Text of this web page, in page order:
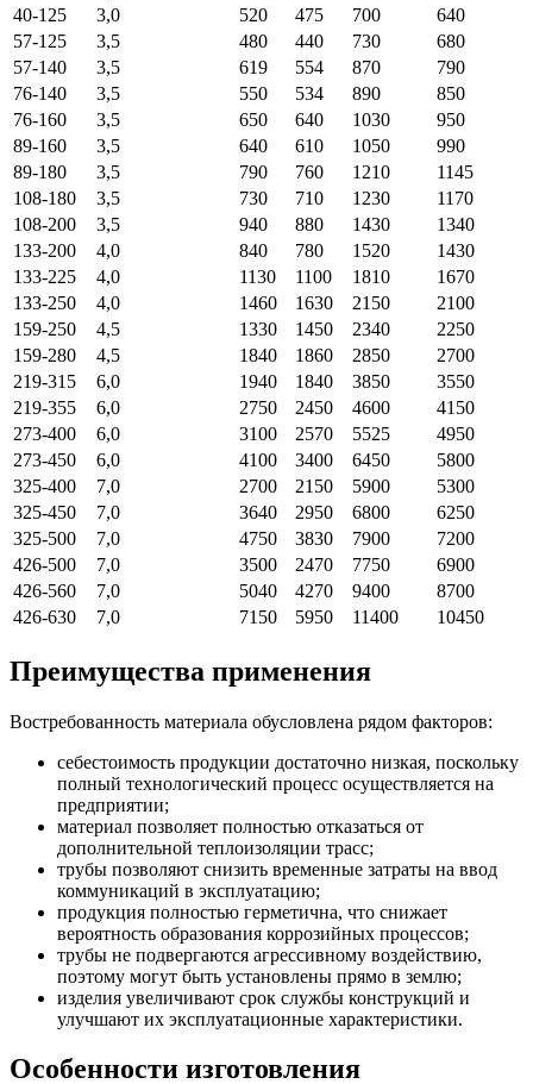
40-125
3,0 520 475 700
640
57-125
3,5 480 440 730
680
57-140
3,5 619 554 870
790
76-140
3,5 550 534 890
850
76-160
3,5 650 640 1030
950
89-160
3,5 640 610 1050
990
89-180
3,5 790 760 1210
1145
108-180
3,5 730 710 1230
1170
108-200
3,5 940 880 1430
1340
133-200
4,0 840 780 1520
1430
133-225
4,0 1130 1100 1810
1670
133-250
4,0 1460 1630 2150
2100
159-250
4,5 1330 1450 2340
2250
159-280
4,5 1840 1860 2850
2700
219-315
6,0 1940 1840 3850
3550
219-355
6,0 2750 2450 4600
4150
273-400
6,0 3100 2570 5525
4950
273-450
6,0 4100 3400 6450
5800
325-400
7,0 2700 2150 5900
5300
325-450
7,0 3640 2950 6800
6250
325-500
7,0 4750 3830 7900
7200
426-500
7,0 3500 2470 7750
6900
426-560
7,0 5040 4270 9400
8700
426-630
7,0 7150 5950 11400 10450
Преимущества применения
Востребованность материала обусловлена рядом факторов:
себестоимость продукции достаточно низкая, поскольку
полный технологический процесс осуществляется на
предприятии;
материал позволяет полностью отказаться от
дополнительной теплоизоляции трасс;
трубы позволяют снизить временные затраты на ввод
коммуникаций в эксплуатацию;
продукция полностью герметична, что снижает
вероятность образования коррозийных процессов;
трубы не подвергаются агрессивному воздействию,
поэтому могут быть установлены прямо в землю;
изделия увеличивают срок службы конструкций и
улучшают их эксплуатационные характеристики.
Особенности изготовления